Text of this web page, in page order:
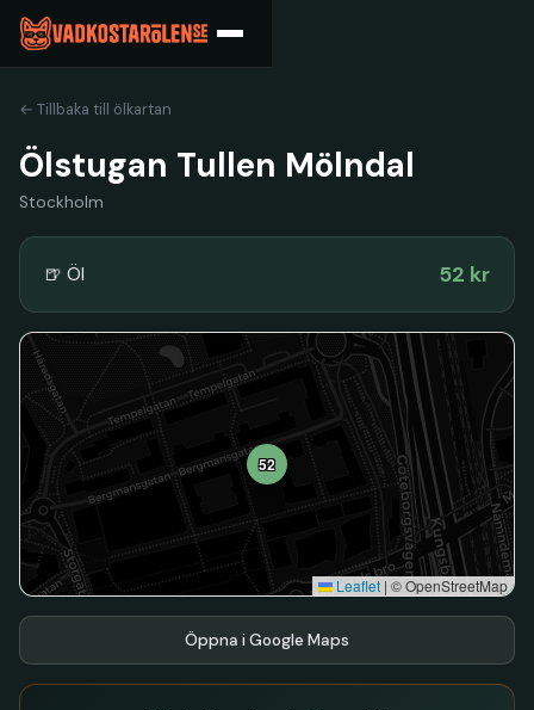
← Tillbaka till ölkartan
Ölstugan Tullen Mölndal
Stockholm
🍺 Öl 52 kr
52
Leaflet | © OpenStreetMap
Öppna i Google Maps